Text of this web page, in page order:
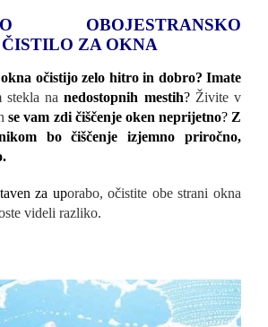
OBOJESTRANSKO
ZA OKNA
okna očistijo zelo hitro in dobro? Imate
stekla nanedostopnih mestih?Živite v
se vam zdi čiščenje oken neprijetno?Z
bo čiščenje izjemno priročno,
za uporabo, očistite obe strani okna
videli razliko.